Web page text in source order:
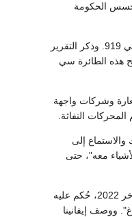
الطيران الأمريكية، أن سي 919 هو "دليل" على تجسس الحكومة
كشف تقرير صدر عام 2019 عن شركة الأمن السيبراني كراودسكيوريتي عن أحد محاور التركيز الرئيسية في مجال التجسس في بكين: مكونات سي 919. وذكر التقرير
هذه الطائرة سي
وشركات واجهة
النفاثة.
إلى
معه"، حتى
بعد شهرين، سافر شو إلى بلجيكا لمقابلة الموظف، لكن مكتب التحقيقات الفيدرالي كان ينتظر. أُحضر شو إلى الولايات المتحدة لمحاكمته، وفي أواخر 2022، حُكم عليه
2018 على أنها "شيء مصنوع من فراغ". ووصف إيفانينا